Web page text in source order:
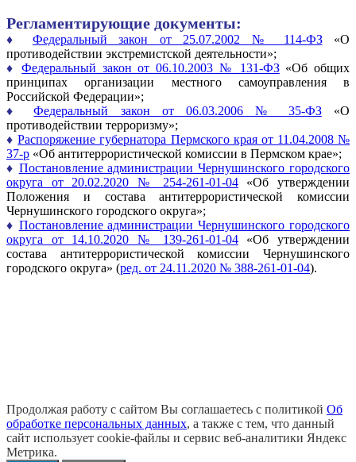
Регламентирующие документы:
♦ Федеральный закон от 25.07.2002 № 114-ФЗ«О
противодействии экстремистской деятельности»;
♦Федеральный закон от 06.10.2003 № 131-ФЗ«Об общих
принципах организации местного самоуправления в
Российской Федерации»;
♦Федеральный закон от 06.03.2006 № 35-ФЗ«О
противодействии терроризму»;
♦Распоряжение губернатора Пермского края от 11.04.2008 №
37-р «Об антитеррористической комиссии в Пермском крае»;
♦ Постановление администрации Чернушинского городского
округа от 20.02.2020 № 254-261-01-04«Об утверждении
Положения и состава антитеррористической комиссии
Чернушинского городского округа»;
♦ Постановление администрации Чернушинского городского
округа от 14.10.2020 № 139-261-01-04«Об утверждении
состава антитеррористической комиссии Чернушинского
городского округа» (ред. от 24.11.2020 № 388-261-01-04).
Продолжая работу с сайтом Вы соглашаетесь с политикой Об
обработке персональных данных, а также с тем, что данный
сайт использует cookie-файлы и сервис веб-аналитики Яндекс
Метрика.